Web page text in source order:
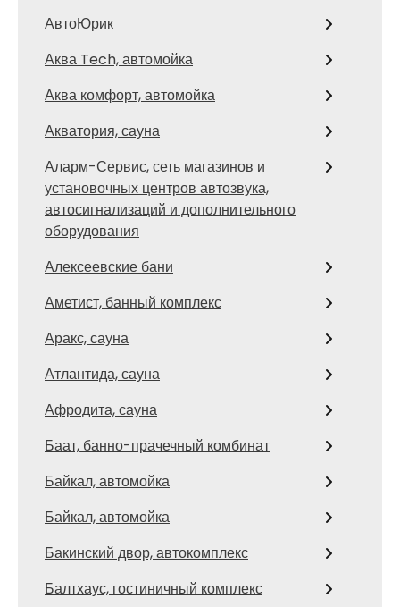
АвтоЮрик
Аква Tech, автомойка
Аква комфорт, автомойка
Акватория, сауна
Аларм-Сервис, сеть магазинов и
установочных центров автозвука,
автосигнализаций и дополнительного
оборудования
Алексеевские бани
Аметист, банный комплекс
Аракс, сауна
Атлантида, сауна
Афродита, сауна
Баат, банно-прачечный комбинат
Байкал, автомойка
Байкал, автомойка
Бакинский двор, автокомплекс
Балтхаус, гостиничный комплекс